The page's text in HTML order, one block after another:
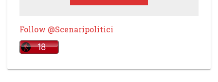
Follow @Scenaripolitici